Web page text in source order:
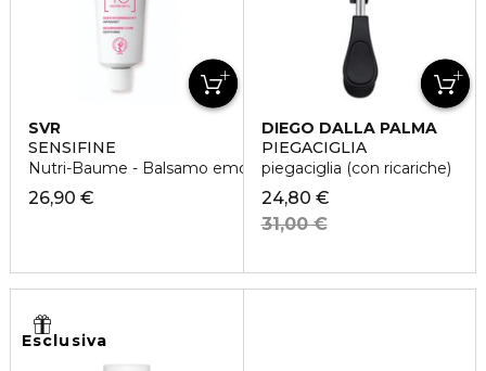
SVR
SENSIFINE
Nutri-Baume - Balsamo emolliente nutriente
26,90 €
DIEGO DALLA PALMA
PIEGACIGLIA
piegaciglia (con ricariche)
24,80 €
31,00 €
Esclusiva